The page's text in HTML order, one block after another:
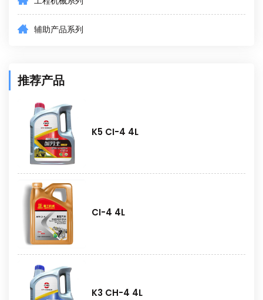
辅助产品系列
推荐产品
K5 CI-4 4L
CI-4 4L
K3 CH-4 4L